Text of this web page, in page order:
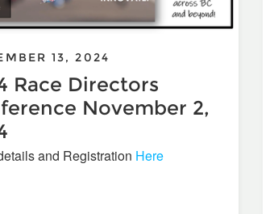
Announcement
13, 2024
Race Directors
November 2,
and Registration Here